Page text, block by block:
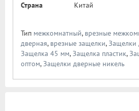
Страна
Китай
Тип межкомнатный, врезные
дверная, врезные защелки,Защелки
Защелка 45 мм,Защелка пластик,
оптом,Защелки дверные никель